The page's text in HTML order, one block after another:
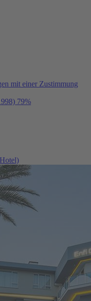
mit einer Zustimmung
79%